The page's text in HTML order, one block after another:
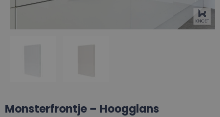
Monsterfrontje – Hoogglans